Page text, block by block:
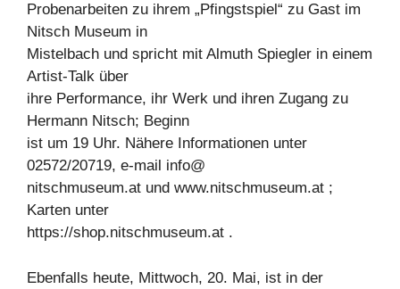
Probenarbeiten zu ihrem „Pfingstspiel“ zu Gast im
Nitsch Museum in
Mistelbach und spricht mit Almuth Spiegler in einem
Artist-Talk über
ihre Performance, ihr Werk und ihren Zugang zu
Hermann Nitsch; Beginn
ist um 19 Uhr. Nähere Informationen unter
02572/20719, e-mail info@
nitschmuseum.at und www.nitschmuseum.at ;
Karten unter
https://shop.nitschmuseum.at .
Ebenfalls heute, Mittwoch, 20. Mai, ist in der